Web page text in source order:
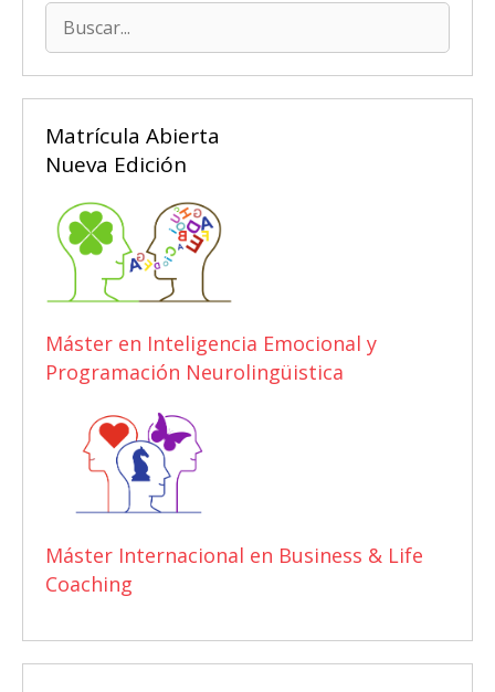
Buscar:
Matrícula Abierta
Nueva Edición
Máster en Inteligencia Emocional y
Programación Neurolingüistica
Máster Internacional en Business & Life
Coaching